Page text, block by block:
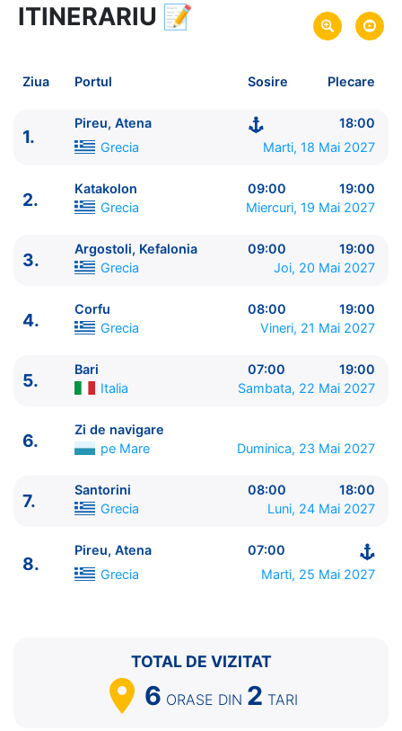
8 zile vacanta de croaziera in
Marea Mediterana de Est -
Plecare pe 18 Mai 2027 din Pireu, Atena, Grecia
MSC Cruises
ITINERARIU
----------------------------------------
1. Pireu, Atena Grecia
⚓ - 18:00
Argostoli, Kefalonia
09:00 - 19:00
4.
Corfu Grecia
6.
Zi de navigare pe Mare
0:00 - 0:00
7. Santorini Grecia
ITINERARIU 📝
Ziua Portul Sosire Plecare
1.
Pireu, Atena
18:00
Grecia
Marti, 18 Mai 2027
2.
Katakolon 09:00
19:00
Grecia
Miercuri, 19 Mai 2027
3.
Argostoli, Kefalonia 09:00
19:00
Grecia
Joi, 20 Mai 2027
4.
Corfu 08:00
19:00
Grecia
Vineri, 21 Mai 2027
5.
Bari 07:00
19:00
Italia
Sambata, 22 Mai 2027
6.
Zi de navigare
pe Mare
Duminica, 23 Mai 2027
7.
Santorini 08:00
18:00
Grecia
Luni, 24 Mai 2027
8.
Pireu, Atena
07:00
Grecia
Marti, 25 Mai 2027
TOTAL DE VIZITAT
6 ORASE DIN 2 TARI